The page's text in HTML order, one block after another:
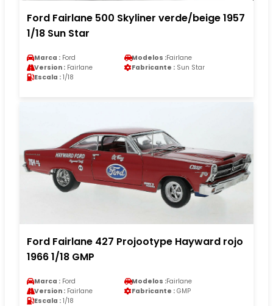
Ford Fairlane 500 Skyliner verde/beige 1957
1/18 Sun Star
Marca : Ford Modelos :Fairlane
Version : Fairlane Fabricante : Sun Star
Escala : 1/18
Ford Fairlane 427 Projootype Hayward rojo
1966 1/18 GMP
Marca : Ford Modelos :Fairlane
Version : Fairlane Fabricante : GMP
Escala : 1/18